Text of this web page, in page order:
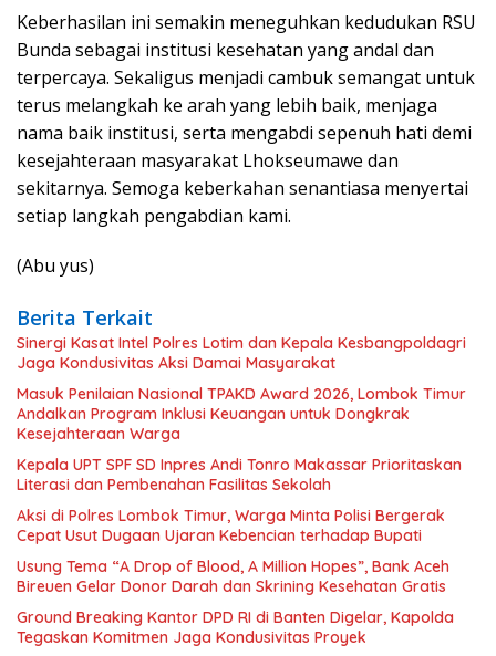
Keberhasilan ini semakin meneguhkan kedudukan RSU
Bunda sebagai institusi kesehatan yang andal dan
terpercaya. Sekaligus menjadi cambuk semangat untuk
terus melangkah ke arah yang lebih baik, menjaga
nama baik institusi, serta mengabdi sepenuh hati demi
kesejahteraan masyarakat Lhokseumawe dan
sekitarnya. Semoga keberkahan senantiasa menyertai
setiap langkah pengabdian kami.
(Abu yus)
Berita Terkait
Sinergi Kasat Intel Polres Lotim dan Kepala Kesbangpoldagri
Jaga Kondusivitas Aksi Damai Masyarakat
Masuk Penilaian Nasional TPAKD Award 2026, Lombok Timur
Andalkan Program Inklusi Keuangan untuk Dongkrak
Kesejahteraan Warga
Kepala UPT SPF SD Inpres Andi Tonro Makassar Prioritaskan
Literasi dan Pembenahan Fasilitas Sekolah
Aksi di Polres Lombok Timur, Warga Minta Polisi Bergerak
Cepat Usut Dugaan Ujaran Kebencian terhadap Bupati
Usung Tema “A Drop of Blood, A Million Hopes”, Bank Aceh
Bireuen Gelar Donor Darah dan Skrining Kesehatan Gratis
Ground Breaking Kantor DPD RI di Banten Digelar, Kapolda
Tegaskan Komitmen Jaga Kondusivitas Proyek